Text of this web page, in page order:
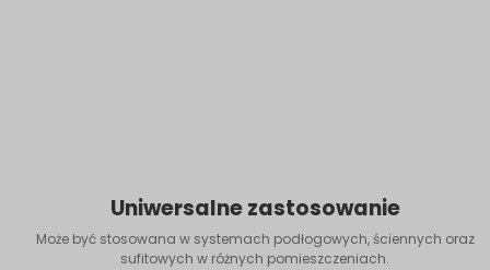
Uniwersalne zastosowanie
Może być stosowana w systemach podłogowych, ściennych oraz
sufitowych w różnych pomieszczeniach.